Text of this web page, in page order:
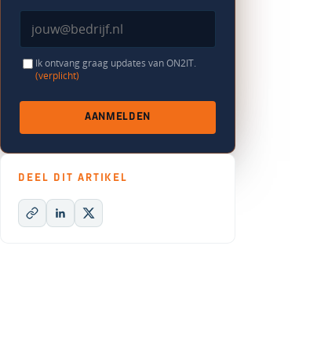
Ik ontvang graag updates van ON2IT.
(verplicht)
AANMELDEN
DEEL DIT ARTIKEL